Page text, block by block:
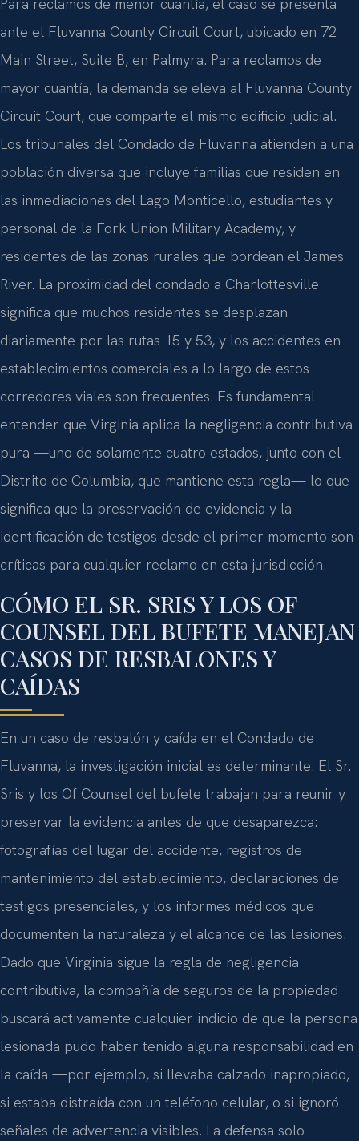
ante el Fluvanna County Circuit Court, ubicado en 72
Main Street, Suite B, en Palmyra. Para reclamos de
mayor cuantía, la demanda se eleva al Fluvanna County
Circuit Court, que comparte el mismo edificio judicial.
Los tribunales del Condado de Fluvanna atienden a una
población diversa que incluye familias que residen en
las inmediaciones del Lago Monticello, estudiantes y
personal de la Fork Union Military Academy, y
residentes de las zonas rurales que bordean el James
River. La proximidad del condado a Charlottesville
significa que muchos residentes se desplazan
diariamente por las rutas 15 y 53, y los accidentes en
establecimientos comerciales a lo largo de estos
corredores viales son frecuentes. Es fundamental
entender que Virginia aplica la negligencia contributiva
pura —uno de solamente cuatro estados, junto con el
Distrito de Columbia, que mantiene esta regla— lo que
significa que la preservación de evidencia y la
identificación de testigos desde el primer momento son
críticas para cualquier reclamo en esta jurisdicción.
CÓMO EL SR. SRIS Y LOS OF
COUNSEL DEL BUFETE MANEJAN
CASOS DE RESBALONES Y
CAÍDAS
En un caso de resbalón y caída en el Condado de
Fluvanna, la investigación inicial es determinante. El Sr.
Sris y los Of Counsel del bufete trabajan para reunir y
preservar la evidencia antes de que desaparezca:
fotografías del lugar del accidente, registros de
mantenimiento del establecimiento, declaraciones de
testigos presenciales, y los informes médicos que
documenten la naturaleza y el alcance de las lesiones.
Dado que Virginia sigue la regla de negligencia
contributiva, la compañía de seguros de la propiedad
buscará activamente cualquier indicio de que la persona
lesionada pudo haber tenido alguna responsabilidad en
la caída —por ejemplo, si llevaba calzado inapropiado,
si estaba distraída con un teléfono celular, o si ignoró
señales de advertencia visibles. La defensa solo